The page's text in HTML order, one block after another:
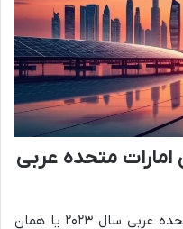
امارات متحده عربی
نمایشگاه بین المللی انرژی امارات متحده عربی سال ۲۰۲۳ یا همان